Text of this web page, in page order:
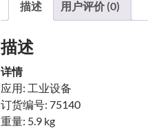
描述 用户评价 (0)
描述
详情
应用: 工业设备
订货编号: 75140
重量: 5.9 kg